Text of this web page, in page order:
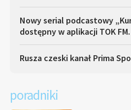
Nowy serial podcastowy
dostępny w aplikacji TOK
Rusza czeski kanał Prima
poradniki